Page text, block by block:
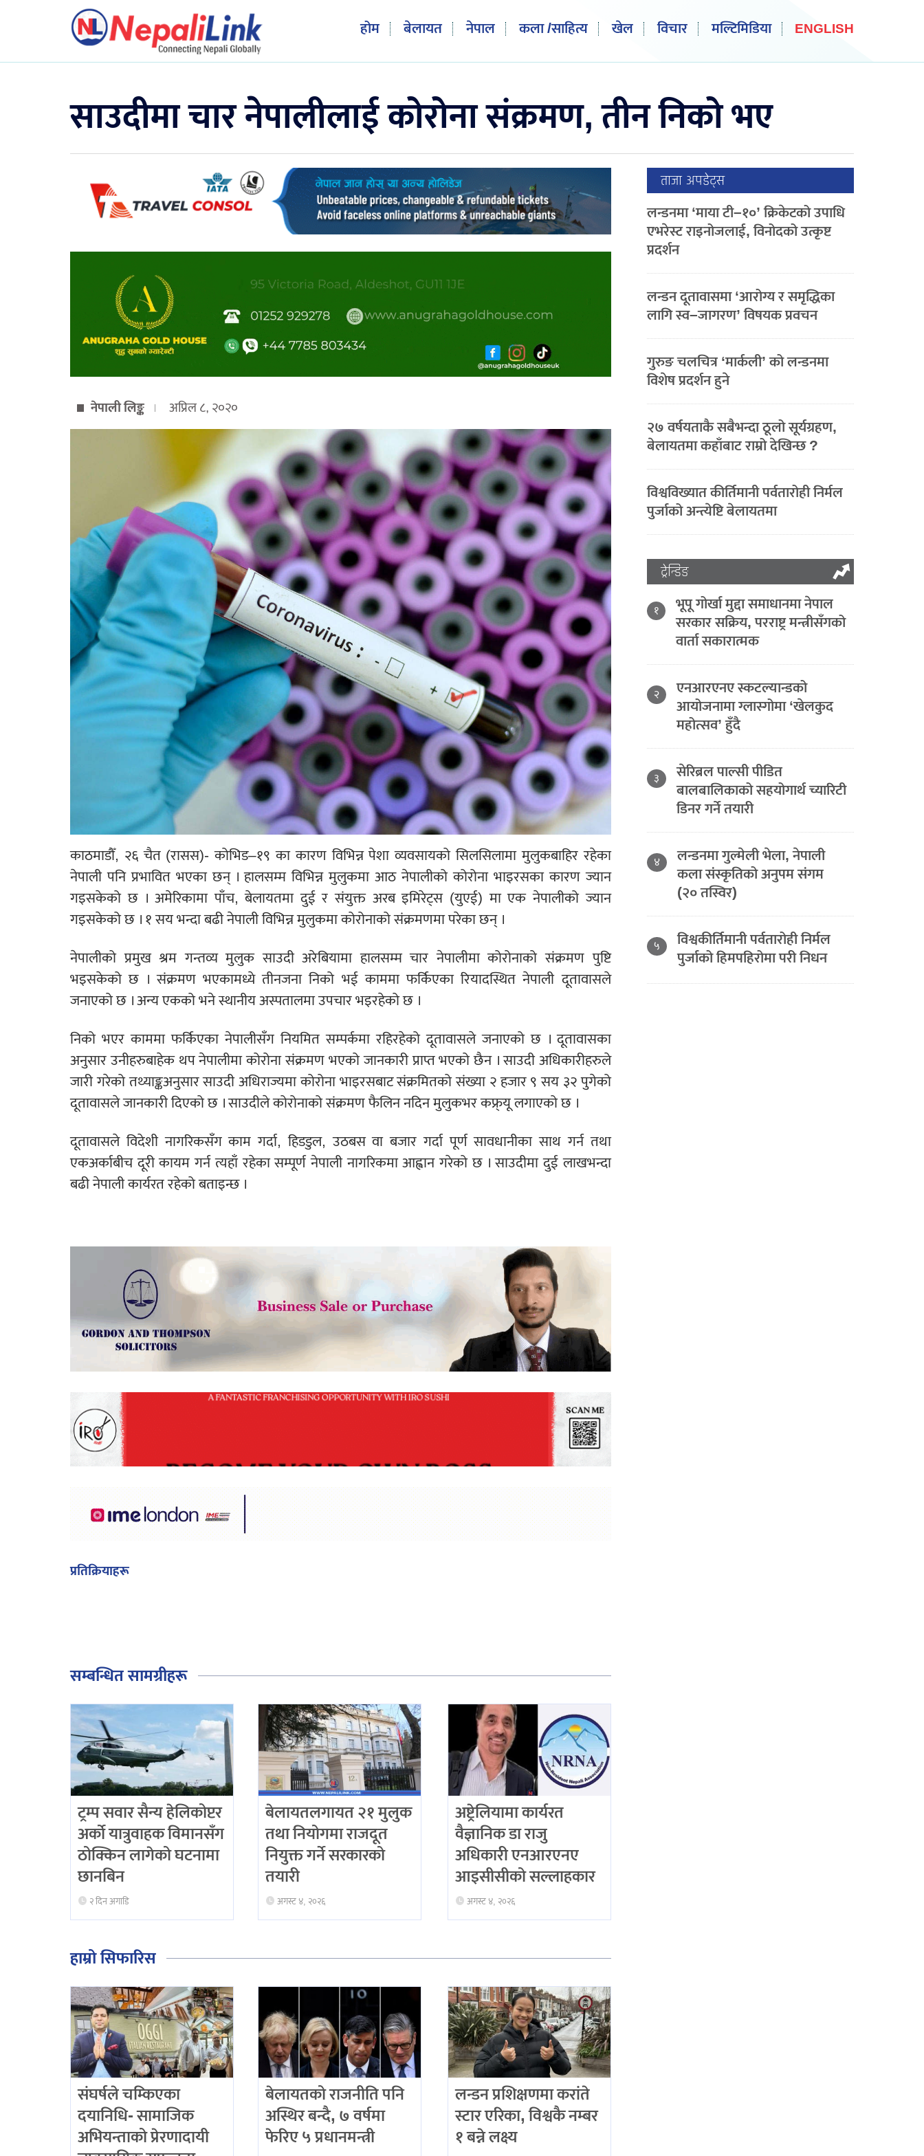
होम बेलायत नेपाल कला /साहित्य खेल विचार मल्टिमिडिया ENGLISH
साउदीमा चार नेपालीलाई कोरोना संक्रमण, तीन निको भए
नेपाली लिङ्क अप्रिल ८, २०२०
काठमाडौँ, २६ चैत (रासस)- कोभिड–१९ का कारण विभिन्न पेशा व्यवसायको सिलसिलामा मुलुकबाहिर रहेका
नेपाली पनि प्रभावित भएका छन् । हालसम्म विभिन्न मुलुकमा आठ नेपालीको कोरोना भाइरसका कारण ज्यान
गइसकेको छ । अमेरिकामा पाँच, बेलायतमा दुई र संयुक्त अरब इमिरेट्स (युएई) मा एक नेपालीको ज्यान
गइसकेको छ । १ सय भन्दा बढी नेपाली विभिन्न मुलुकमा कोरोनाको संक्रमणमा परेका छन् ।
नेपालीको प्रमुख श्रम गन्तव्य मुलुक साउदी अरेबियामा हालसम्म चार नेपालीमा कोरोनाको संक्रमण पुष्टि
भइसकेको छ । संक्रमण भएकामध्ये तीनजना निको भई काममा फर्किएका रियादस्थित नेपाली दूतावासले
जनाएको छ । अन्य एकको भने स्थानीय अस्पतालमा उपचार भइरहेको छ ।
निको भएर काममा फर्किएका नेपालीसँग नियमित सम्पर्कमा रहिरहेको दूतावासले जनाएको छ । दूतावासका
अनुसार उनीहरुबाहेक थप नेपालीमा कोरोना संक्रमण भएको जानकारी प्राप्त भएको छैन । साउदी अधिकारीहरुले
जारी गरेको तथ्याङ्कअनुसार साउदी अधिराज्यमा कोरोना भाइरसबाट संक्रमितको संख्या २ हजार ९ सय ३२ पुगेको
दूतावासले जानकारी दिएको छ । साउदीले कोरोनाको संक्रमण फैलिन नदिन मुलुकभर कफ्र्यू लगाएको छ ।
दूतावासले विदेशी नागरिकसँग काम गर्दा, हिडडुल, उठबस वा बजार गर्दा पूर्ण सावधानीका साथ गर्न तथा
एकअर्काबीच दूरी कायम गर्न त्यहाँ रहेका सम्पूर्ण नेपाली नागरिकमा आह्वान गरेको छ । साउदीमा दुई लाखभन्दा
बढी नेपाली कार्यरत रहेको बताइन्छ ।
प्रतिक्रियाहरू
सम्बन्धित सामग्रीहरू
ट्रम्प सवार सैन्य हेलिकोप्टर
अर्को यात्रुवाहक विमानसँग
ठोक्किन लागेको घटनामा
छानबिन
२ दिन अगाडि
बेलायतलगायत २१ मुलुक
तथा नियोगमा राजदूत
नियुक्त गर्ने सरकारको
तयारी
अगस्ट ४, २०२६
अष्ट्रेलियामा कार्यरत
वैज्ञानिक डा राजु
अधिकारी एनआरएनए
आइसीसीको सल्लाहकार
अगस्ट ४, २०२६
हाम्रो सिफारिस
संघर्षले चम्किएका
दयानिधि- सामाजिक
अभियन्ताको प्रेरणादायी
बेलायतको राजनीति पनि
अस्थिर बन्दै, ७ वर्षमा
फेरिए ५ प्रधानमन्त्री
लन्डन प्रशिक्षणमा करांते
स्टार एरिका, विश्वकै नम्बर
१ बन्ने लक्ष्य
ताजा अपडेट्स
लन्डनमा ‘माया टी–१०’ क्रिकेटको उपाधि
एभरेस्ट राइनोजलाई, विनोदको उत्कृष्ट
प्रदर्शन
लन्डन दूतावासमा ‘आरोग्य र समृद्धिका
लागि स्व–जागरण’ विषयक प्रवचन
गुरुङ चलचित्र ‘मार्कली’ को लन्डनमा
विशेष प्रदर्शन हुने
२७ वर्षयताकै सबैभन्दा ठूलो सूर्यग्रहण,
बेलायतमा कहाँबाट राम्रो देखिन्छ ?
विश्वविख्यात कीर्तिमानी पर्वतारोही निर्मल
पुर्जाको अन्त्येष्टि बेलायतमा
ट्रेन्डिङ
१ भूपू गोर्खा मुद्दा समाधानमा नेपाल
सरकार सक्रिय, परराष्ट्र मन्त्रीसँगको
वार्ता सकारात्मक
२ एनआरएनए स्कटल्यान्डको
आयोजनामा ग्लास्गोमा ‘खेलकुद
महोत्सव’ हुँदै
३ सेरिब्रल पाल्सी पीडित
बालबालिकाको सहयोगार्थ च्यारिटी
डिनर गर्ने तयारी
४ लन्डनमा गुल्मेली भेला, नेपाली
कला संस्कृतिको अनुपम संगम
(२० तस्विर)
५ विश्वकीर्तिमानी पर्वतारोही निर्मल
पुर्जाको हिमपहिरोमा परी निधन